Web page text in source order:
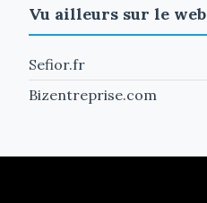
Vu ailleurs sur le web
Sefior.fr
Bizentreprise.com